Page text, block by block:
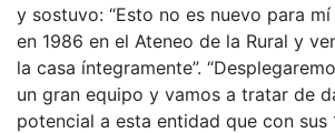
y sostuvo: “Esto no es nuevo para
en 1986 en el Ateneo de la Rural y
la casa íntegramente”.
un gran equipo y vamos a tratar de
potencial a esta entidad que con sus